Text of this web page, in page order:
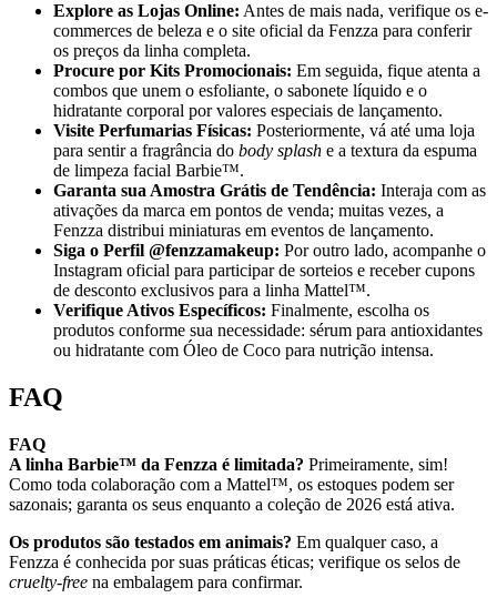
Explore as Lojas Online: Antes de mais nada, verifique os e-
commerces de beleza e o site oficial da Fenzza para conferir
os preços da linha completa.
Procure por Kits Promocionais: Em seguida, fique atenta a
combos que unem o esfoliante, o sabonete líquido e o
hidratante corporal por valores especiais de lançamento.
Visite Perfumarias Físicas: Posteriormente, vá até uma loja
para sentir a fragrância do body splash e a textura da espuma
de limpeza facial Barbie™.
Garanta sua Amostra Grátis de Tendência: Interaja com as
ativações da marca em pontos de venda; muitas vezes, a
Fenzza distribui miniaturas em eventos de lançamento.
Siga o Perfil @fenzzamakeup: Por outro lado, acompanhe o
Instagram oficial para participar de sorteios e receber cupons
de desconto exclusivos para a linha Mattel™.
Verifique Ativos Específicos: Finalmente, escolha os
produtos conforme sua necessidade: sérum para antioxidantes
ou hidratante com Óleo de Coco para nutrição intensa.
FAQ
FAQ
A linha Barbie™ da Fenzza é limitada? Primeiramente, sim!
Como toda colaboração com a Mattel™, os estoques podem ser
sazonais; garanta os seus enquanto a coleção de 2026 está ativa.
Os produtos são testados em animais? Em qualquer caso, a
Fenzza é conhecida por suas práticas éticas; verifique os selos de
cruelty-free na embalagem para confirmar.